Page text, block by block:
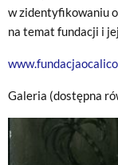
w zidentyfikowaniu
na temat fundacji i
Galeria (dostępna